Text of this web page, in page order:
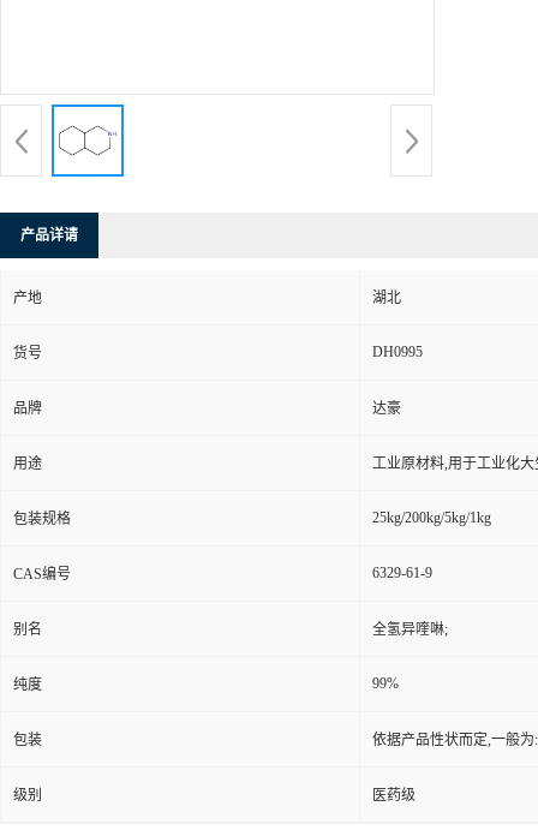
产品详请
产地 湖北
货号 DH0995
品牌 达豪
用途 工业原材料,用于工业化大
包装规格 25kg/200kg/5kg/1kg
CAS编号 6329-61-9
别名 全氢异喹啉;
纯度 99%
包装 依据产品性状而定,一般
级别 医药级